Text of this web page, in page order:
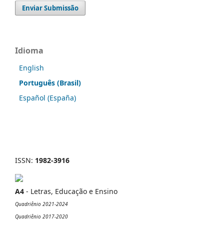
Enviar Submissão
Idioma
English
Português (Brasil)
Español (España)
ISSN: 1982-3916
A4 - Letras, Educação e Ensino
Quadriênio 2021-2024
Quadriênio 2017-2020